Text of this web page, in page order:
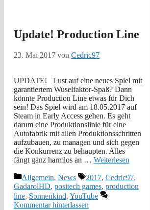
Update! Production Line
23. Mai 2017 von Cedric97
UPDATE! Lust auf eine neues Spiel mit
garantiertem Wuselfaktor-Spaß? Dann
könnte Production Line etwas für Dich
sein! Das Spiel wird am 18.05.2017 auf
Steam in Early Access gehen. Es geht
darum eine Produktionslinie für eine
Autofabrik mit allen Produktionsschritten
aufzubauen, zu managen und sich gegen
die Konkurrenz zu behaupten. Alles
fängt ganz harmlos an … Weiterlesen
Kategorien
Allgemein, News Schlagwörter
2017, Cedric97,
GadarolHD, positech games, production
line, Sonnenkind, YouTube
Kommentar hinterlassen